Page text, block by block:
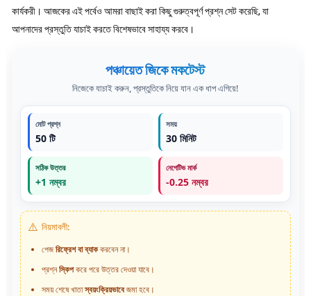
কার্যকরী। আজকের এই পর্বেও আমরা বাছাই করা কিছু গুরুত্বপূর্ণ প্রশ্ন সেট করেছি, যা
আপনাদের প্রস্তুতি যাচাই করতে বিশেষভাবে সাহায্য করবে।
পঞ্চায়েত জিকে মকটেস্ট
নিজেকে যাচাই করুন, প্রস্তুতিকে নিয়ে যান এক ধাপ এগিয়ে!
মোট প্রশ্ন
50 টি
সময়
30 মিনিট
সঠিক উত্তর
+1 নম্বর
নেগেটিভ মার্ক
-0.25 নম্বর
⚠️ নিয়মাবলী:
পেজরিফ্রেশ বা ব্যাককরবেন না।
প্রশ্নস্কিপকরে পরে উত্তর দেওয়া যাবে।
সময় শেষে খাতাস্বয়ংক্রিয়ভাবেজমা হবে।